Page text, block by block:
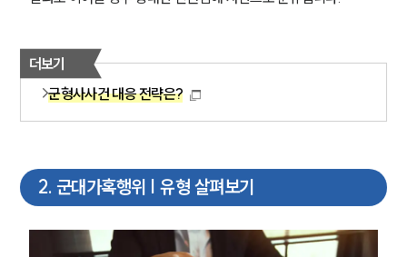
더보기
군형사사건 대응 전략은?
2. 군대가혹행위 | 유형 살펴보기